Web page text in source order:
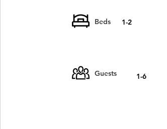
Beds 1-2
Guests 1-6